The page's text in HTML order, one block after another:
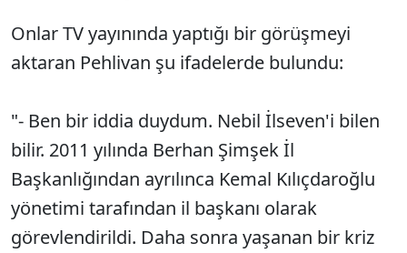
Onlar TV yayınında yaptığı bir görüşmeyi
aktaran Pehlivan şu ifadelerde bulundu:
"- Ben bir iddia duydum. Nebil İlseven'i bilen
bilir. 2011 yılında Berhan Şimşek İl
Başkanlığından ayrılınca Kemal Kılıçdaroğlu
yönetimi tarafından il başkanı olarak
görevlendirildi. Daha sonra yaşanan bir kriz